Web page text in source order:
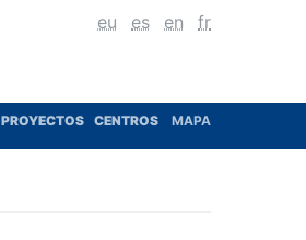
eu es en fr
PROYECTOS CENTROS MAPA